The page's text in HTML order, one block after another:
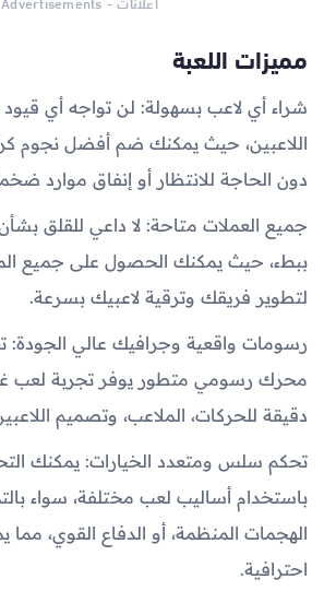
مميزات اللعبة
شراء أي لاعب بسهولة: لن تواجه أي قيود
اللاعبين، حيث يمكنك ضم أفضل نجوم
دون الحاجة للانتظار أو إنفاق موارد
جميع العملات متاحة: لا داعي للقلق
ببطء، حيث يمكنك الحصول على جميع
لتطوير فريقك وترقية لاعبيك بسرعة.
رسومات واقعية وجرافيك عالي الجودة:
محرك رسومي متطور يوفر تجربة لعب
دقيقة للحركات، الملاعب، وتصميم
تحكم سلس ومتعدد الخيارات: يمكنك
باستخدام أساليب لعب مختلفة، سواء
الهجمات المنظمة، أو الدفاع القوي،
احترافية.